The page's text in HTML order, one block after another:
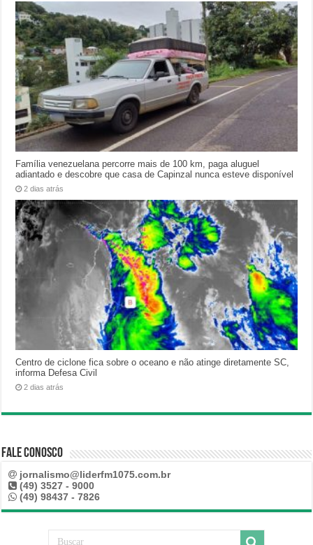
Família venezuelana percorre mais de 100 km, paga aluguel
adiantado e descobre que casa de Capinzal nunca esteve disponível
2 dias atrás
Centro de ciclone fica sobre o oceano e não atinge diretamente SC,
informa Defesa Civil
2 dias atrás
Fale Conosco
jornalismo@liderfm1075.com.br
(49) 3527 - 9000
(49) 98437 - 7826